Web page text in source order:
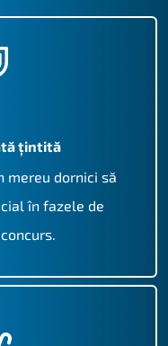
țintită
mereu dornici să
în fazele de